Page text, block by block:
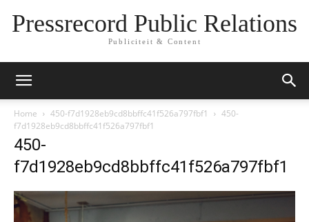
Pressrecord Public Relations
Publiciteit & Content
Home 450-f7d1928eb9cd8bbffc41f526a797fbf1
450-
f7d1928eb9cd8bbffc41f526a797fbf1
450-
f7d1928eb9cd8bbffc41f526a797fbf1